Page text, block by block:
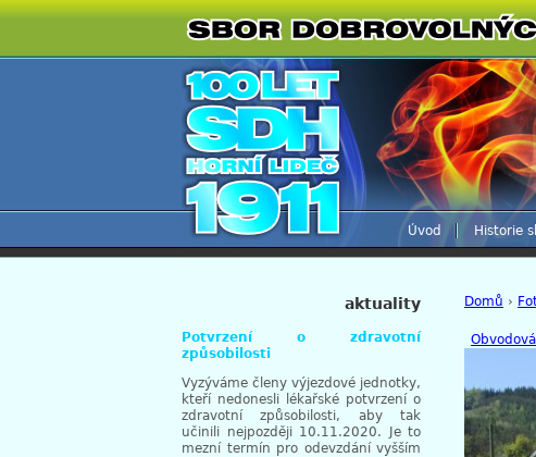
Úvod Historie
Domů ›
aktuality
Potvrzení o zdravotní
způsobilosti
Vyzýváme členy výjezdové jednotky,
kteří nedonesli lékařské potvrzení o
zdravotní způsobilosti, aby tak
učinili nejpozději 10.11.2020. Je to
mezní termín pro odevzdání vyšším